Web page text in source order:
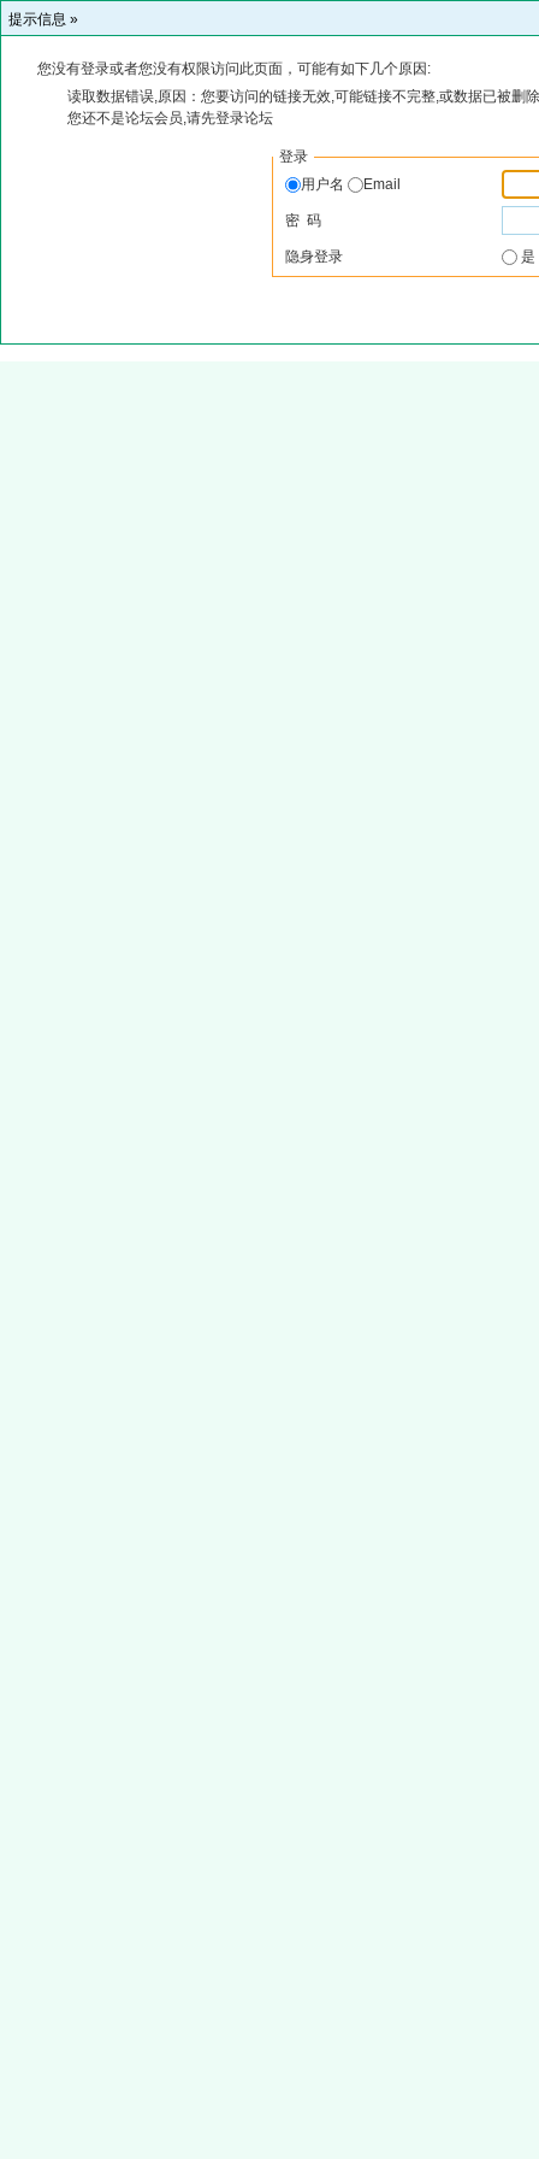
提示信息 »
您没有登录或者您没有权限访问此页面，可能有如下几个原因:
读取数据错误,原因：您要访问的链接无效,可能链接不完整,或数据已被删
您还不是论坛会员,请先登录论坛
登录
用户名
Email
密 码
隐身登录